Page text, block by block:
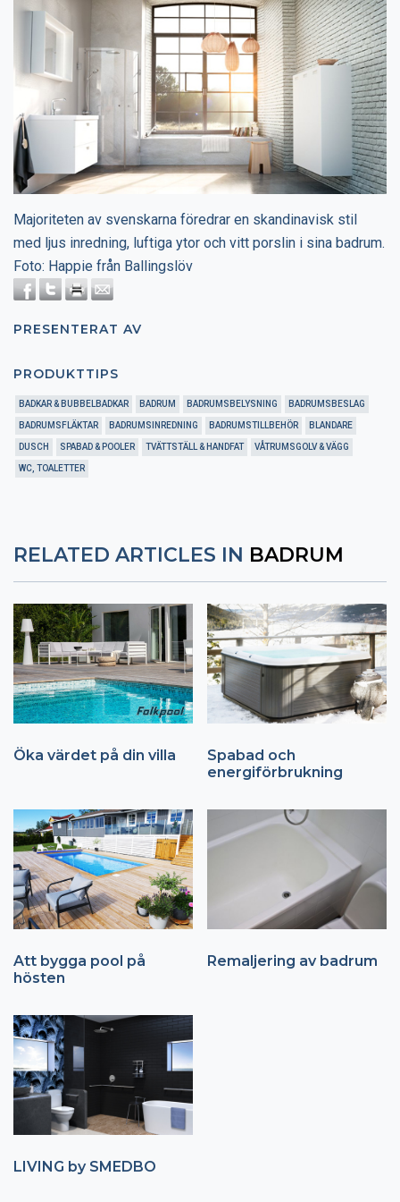
Majoriteten av svenskarna föredrar en skandinavisk stil
med ljus inredning, luftiga ytor och vitt porslin i sina badrum.
Foto: Happie från Ballingslöv
PRESENTERAT AV
PRODUKTTIPS
BADKAR & BUBBELBADKAR BADRUM BADRUMSBELYSNING BADRUMSBESLAG
BADRUMSFLÄKTAR BADRUMSINREDNING BADRUMSTILLBEHÖR BLANDARE
DUSCH SPABAD & POOLER TVÄTTSTÄLL & HANDFAT VÅTRUMSGOLV & VÄGG
WC, TOALETTER
RELATED ARTICLES IN BADRUM
Öka värdet på din villa
Spabad och
energiförbrukning
Att bygga pool på
hösten
Remaljering av badrum
LIVING by SMEDBO